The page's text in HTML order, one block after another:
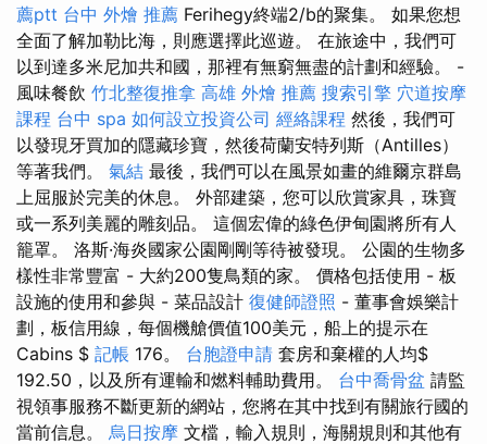
薦ptt 台中 外燴 推薦 Ferihegy終端2/b的聚集。 如果您想
全面了解加勒比海，則應選擇此巡遊。 在旅途中，我們可
以到達多米尼加共和國，那裡有無窮無盡的計劃和經驗。 -
風味餐飲 竹北整復推拿 高雄 外燴 推薦 搜索引擎 穴道按摩
課程 台中 spa 如何設立投資公司 經絡課程 然後，我們可
以發現牙買加的隱藏珍寶，然後荷蘭安特列斯（Antilles）
等著我們。 氣結 最後，我們可以在風景如畫的維爾京群島
上屈服於完美的休息。 外部建築，您可以欣賞家具，珠寶
或一系列美麗的雕刻品。 這個宏偉的綠色伊甸園將所有人
籠罩。 洛斯·海炎國家公園剛剛等待被發現。 公園的生物多
樣性非常豐富 - 大約200隻鳥類的家。 價格包括使用 - 板
設施的使用和參與 - 菜品設計 復健師證照 - 董事會娛樂計
劃，板信用線，每個機艙價值100美元，船上的提示在
Cabins $ 記帳 176。 台胞證申請 套房和棄權的人均$
192.50，以及所有運輸和燃料輔助費用。 台中喬骨盆 請監
視領事服務不斷更新的網站，您將在其中找到有關旅行國的
當前信息。 烏日按摩 文檔，輸入規則，海關規則和其他有